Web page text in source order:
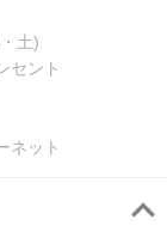
土)
セント
ネット